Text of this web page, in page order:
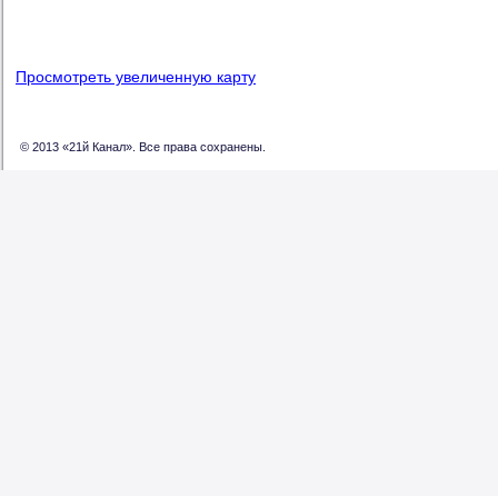
Просмотреть увеличенную карту
© 2013 «21й Канал». Все права сохранены.